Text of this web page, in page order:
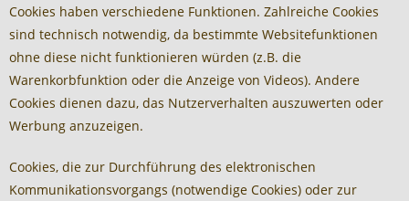
Cookies haben verschiedene Funktionen. Zahlreiche Cookies
sind technisch notwendig, da bestimmte Websitefunktionen
ohne diese nicht funktionieren würden (z.B. die
Warenkorbfunktion oder die Anzeige von Videos). Andere
Cookies dienen dazu, das Nutzerverhalten auszuwerten oder
Werbung anzuzeigen.
Cookies, die zur Durchführung des elektronischen
Kommunikationsvorgangs (notwendige Cookies) oder zur